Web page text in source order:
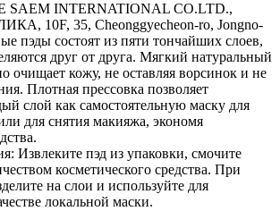
SAEM INTERNATIONAL CO.LTD.,
10F, 35, Cheonggyecheon-ro, Jongno-
пэды состоят из пяти тончайших слоев,
друг от друга. Мягкий натуральный
очищает кожу, не оставляя ворсинок и не
Плотная прессовка позволяет
слой как самостоятельную маску для
для снятия макияжа, экономя
Извлеките пэд из упаковки, смочите
косметического средства. При
на слои и используйте для
локальной маски.